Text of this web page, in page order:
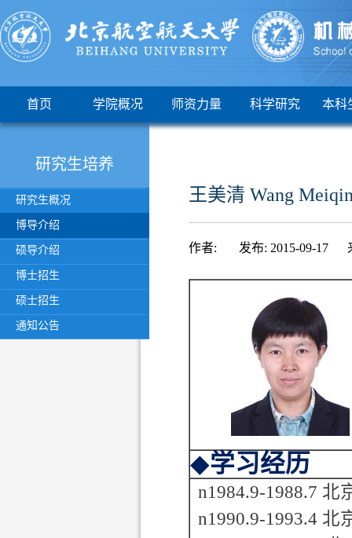
首页 学院概况 师资力量 科学研究 本科
研究生培养
研究生概况
博导介绍
硕导介绍
博士招生
硕士招生
通知公告
王美清 Wang
作者: 发布: 2015-09-17
◆学习经历
n1984.9-1988.7 北
n1990.9-1993.4 北